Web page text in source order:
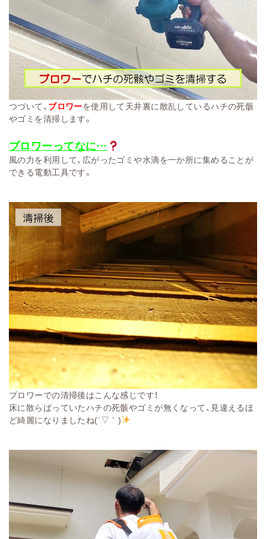
つづいて、 ブロワーを使用して天井裏に散乱しているハチの死骸
やゴミを清掃します。
ブロワーってなに…
風の力を利用して、広がったゴミや水滴を一か所に集めることが
できる電動工具です。
ブロワーでの清掃後はこんな感じです！
床に散らばっていたハチの死骸やゴミが無くなって、見違えるほ
ど綺麗になりましたね(´▽｀)